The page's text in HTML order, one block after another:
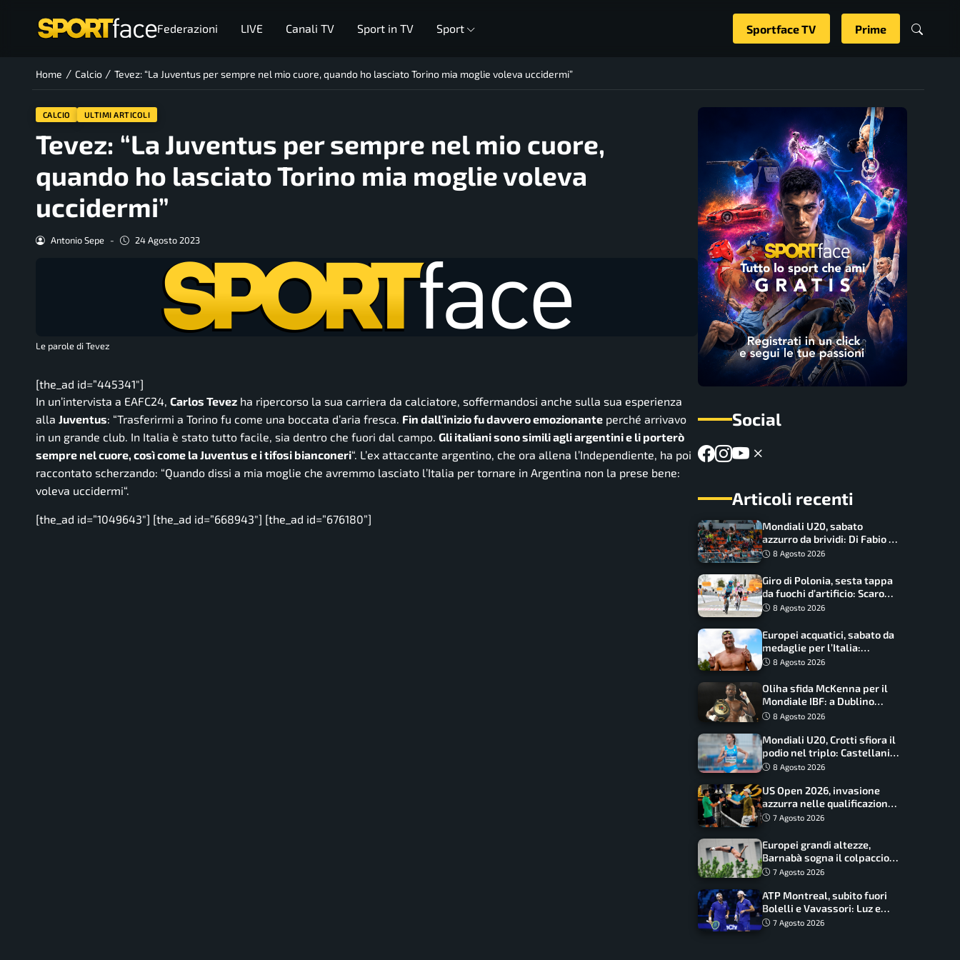
Federazioni LIVE Canali TV Sport in TV Sport Sportface TV Prime
Home / Calcio / Tevez: “La Juventus per sempre nel mio cuore, quando ho lasciato Torino mia moglie voleva uccidermi”
CALCIO ULTIMI ARTICOLI
Tevez: “La Juventus per sempre nel mio cuore,
quando ho lasciato Torino mia moglie voleva
uccidermi”
Antonio Sepe - 24 Agosto 2023
Le parole di Tevez
[the_ad id=”445341″]
In un’intervista a EAFC24, Carlos Tevez ha ripercorso la sua carriera da calciatore, soffermandosi anche sulla sua esperienza
alla Juventus: “Trasferirmi a Torino fu come una boccata d’aria fresca. Fin dall’inizio fu davvero emozionante perché arrivavo
in un grande club. In Italia è stato tutto facile, sia dentro che fuori dal campo. Gli italiani sono simili agli argentini e li porterò
sempre nel cuore, così come la Juventus e i tifosi bianconeri“. L’ex attaccante argentino, che ora allena l’Independiente, ha poi
raccontato scherzando: “Quando dissi a mia moglie che avremmo lasciato l’Italia per tornare in Argentina non la prese bene:
voleva uccidermi“.
[the_ad id=”1049643″] [the_ad id=”668943″] [the_ad id=”676180”]
Social
Articoli recenti
Mondiali U20, sabato
azzurro da brividi: Di Fabio e
Inzoli sognano le medaglie,
8 Agosto 2026
Giro di Polonia, sesta tappa
da fuochi d’artificio: Scaroni
può attaccare la maglia di
8 Agosto 2026
Europei acquatici, sabato da
medaglie per l’Italia:
Paltrinieri guida la staffetta,
grandi altezze
8 Agosto 2026
Oliha sfida McKenna per il
Mondiale IBF: a Dublino
serve l’impresa nella tana
8 Agosto 2026
Mondiali U20, Crotti sfiora il
podio nel triplo: Castellani
da record, Succo in finale
8 Agosto 2026
US Open 2026, invasione
azzurra nelle qualificazioni:
17 italiani a caccia del main
7 Agosto 2026
Europei grandi altezze,
Barnabà sogna il colpaccio:
è leader a metà gara, Baraldi
7 Agosto 2026
ATP Montreal, subito fuori
Bolelli e Vavassori: Luz e
Matos fermano gli azzurri
7 Agosto 2026